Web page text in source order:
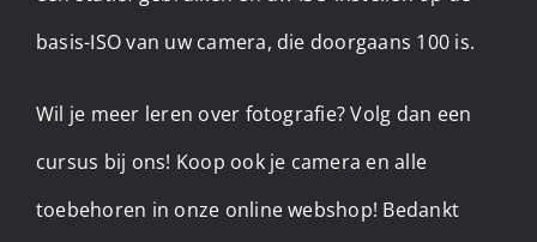
basis-ISO van uw camera, die doorgaans 100 is.
Wil je meer leren over fotografie? Volg dan een
cursus bij ons! Koop ook je camera en alle
toebehoren in onze online webshop! Bedankt